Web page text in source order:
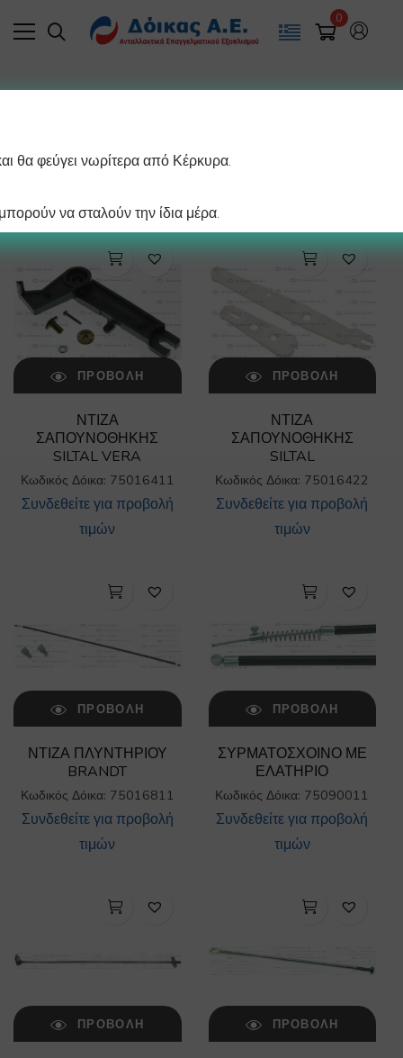
0
ΠΡΟΒΟΛΉ
ΝΤΙΖΑ
ΣΑΠΟΥΝΟΘΗΚΗΣ
SILTAL VERA
Κωδικός Δόικα: 75016411
Συνδεθείτε για προβολή
τιμών
ΠΡΟΒΟΛΉ
ΝΤΙΖΑ
ΣΑΠΟΥΝΟΘΗΚΗΣ
SILTAL
Κωδικός Δόικα: 75016422
Συνδεθείτε για προβολή
τιμών
ΠΡΟΒΟΛΉ
ΝΤΙΖΑ ΠΛΥΝΤΗΡΙΟΥ
BRANDT
Κωδικός Δόικα: 75016811
Συνδεθείτε για προβολή
τιμών
ΠΡΟΒΟΛΉ
ΣΥΡΜΑΤΟΣΧΟΙΝΟ ΜΕ
ΕΛΑΤΗΡΙΟ
Κωδικός Δόικα: 75090011
Συνδεθείτε για προβολή
τιμών
ΠΡΟΒΟΛΉ ΠΡΟΒΟΛΉ
θα φεύγει νωρίτερα από Κέρκυρα.
να σταλούν την ίδια μέρα.